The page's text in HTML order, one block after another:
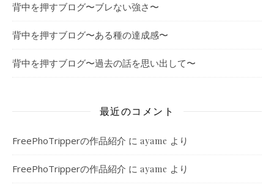
背中を押すブログ〜ブレない強さ〜
背中を押すブログ〜ある種の達成感〜
背中を押すブログ〜過去の話を思い出して〜
最近のコメント
FreePhoTripperの作品紹介 に ayame より
FreePhoTripperの作品紹介 に ayame より